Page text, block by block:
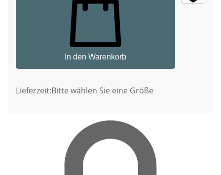
In den Warenkorb
Lieferzeit:Bitte wählen Sie eine Größe